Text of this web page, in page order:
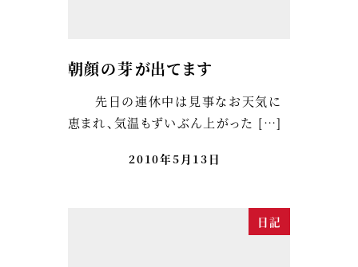
朝顔の芽が出てます
先日の連休中は見事なお天気に
恵まれ、気温もずいぶん上がった […]
2010年5月13日
日記